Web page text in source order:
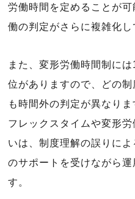
労働時間を定めることが
働の判定がさらに複雑化し
また、変形労働時間制に
位がありますので、どの
も時間外の判定が異なりま
フレックスタイムや変形
いは、制度理解の誤りに
のサポートを受けながら
す。